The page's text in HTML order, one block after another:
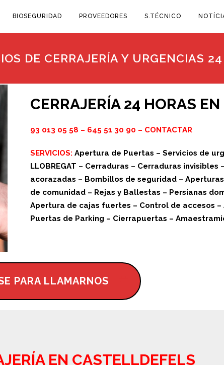
BIOSEGURIDAD PROVEEDORES S.TÉCNICO
DE CERRAJERÍA Y URGENCIAS
CERRAJERÍA 24 HORAS
93 013 05 58 – 645 51 30 90 – CONTACTAR
SERVICIOS: Apertura de Puertas – Servicios de
LLOBREGAT – Cerraduras – Cerraduras invisibles
acorazadas – Bombillos de seguridad –
de comunidad – Rejas y Ballestas – Persianas
Apertura de cajas fuertes – Control de accesos
Puertas de Parking – Cierrapuertas –
PARA LLAMARNOS
EN CASTELLDEFELS